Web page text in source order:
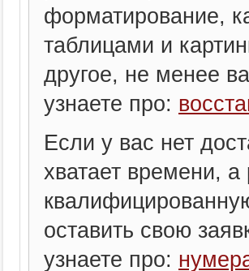
форматирование,
таблицами и
другое, не менее
узнаете про:
Если у вас нет
хватает времени,
оставить свою
узнаете про: